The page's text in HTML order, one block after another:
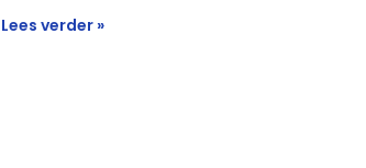
Lees verder »